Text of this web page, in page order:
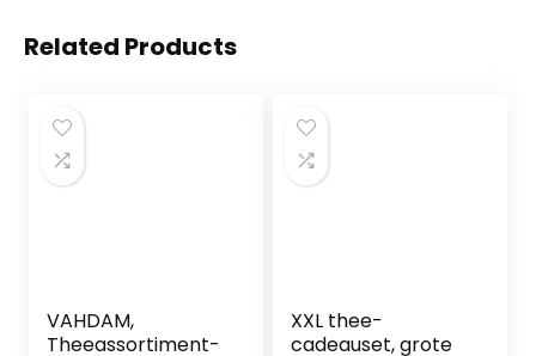
Related Products
VAHDAM,
Theeassortiment-
XXL thee-
cadeauset, grote